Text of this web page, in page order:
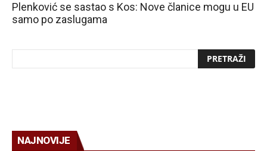
Plenković se sastao s Kos: Nove članice mogu u EU
samo po zaslugama
NAJNOVIJE